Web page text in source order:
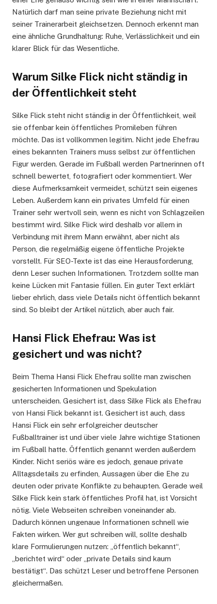
Natürlich darf man seine private Beziehung nicht mit
seiner Trainerarbeit gleichsetzen. Dennoch erkennt man
eine ähnliche Grundhaltung: Ruhe, Verlässlichkeit und ein
klarer Blick für das Wesentliche.
Warum Silke Flick nicht ständig in
der Öffentlichkeit steht
Silke Flick steht nicht ständig in der Öffentlichkeit, weil
sie offenbar kein öffentliches Promileben führen
möchte. Das ist vollkommen legitim. Nicht jede Ehefrau
eines bekannten Trainers muss selbst zur öffentlichen
Figur werden. Gerade im Fußball werden Partnerinnen oft
schnell bewertet, fotografiert oder kommentiert. Wer
diese Aufmerksamkeit vermeidet, schützt sein eigenes
Leben. Außerdem kann ein privates Umfeld für einen
Trainer sehr wertvoll sein, wenn es nicht von Schlagzeilen
bestimmt wird. Silke Flick wird deshalb vor allem in
Verbindung mit ihrem Mann erwähnt, aber nicht als
Person, die regelmäßig eigene öffentliche Projekte
vorstellt. Für SEO-Texte ist das eine Herausforderung,
denn Leser suchen Informationen. Trotzdem sollte man
keine Lücken mit Fantasie füllen. Ein guter Text erklärt
lieber ehrlich, dass viele Details nicht öffentlich bekannt
sind. So bleibt der Artikel nützlich, aber auch fair.
Hansi Flick Ehefrau: Was ist
gesichert und was nicht?
Beim Thema Hansi Flick Ehefrau sollte man zwischen
gesicherten Informationen und Spekulation
unterscheiden. Gesichert ist, dass Silke Flick als Ehefrau
von Hansi Flick bekannt ist. Gesichert ist auch, dass
Hansi Flick ein sehr erfolgreicher deutscher
Fußballtrainer ist und über viele Jahre wichtige Stationen
im Fußball hatte. Öffentlich genannt werden außerdem
Kinder. Nicht seriös wäre es jedoch, genaue private
Alltagsdetails zu erfinden, Aussagen über die Ehe zu
deuten oder private Konflikte zu behaupten. Gerade weil
Silke Flick kein stark öffentliches Profil hat, ist Vorsicht
nötig. Viele Webseiten schreiben voneinander ab.
Dadurch können ungenaue Informationen schnell wie
Fakten wirken. Wer gut schreiben will, sollte deshalb
klare Formulierungen nutzen: „öffentlich bekannt“,
„berichtet wird“ oder „private Details sind kaum
bestätigt“. Das schützt Leser und betroffene Personen
gleichermaßen.